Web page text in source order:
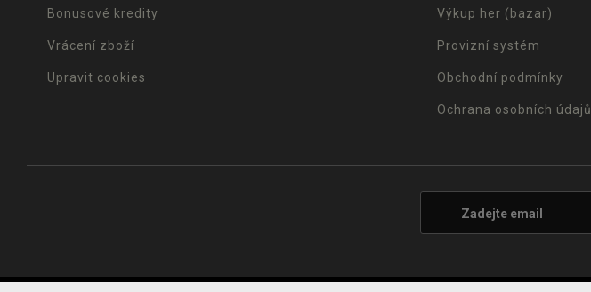
Bonusové kredity
Vrácení zboží
Upravit cookies
Výkup her (bazar)
Provizní systém
Obchodní podmínky
Ochrana osobních údajů